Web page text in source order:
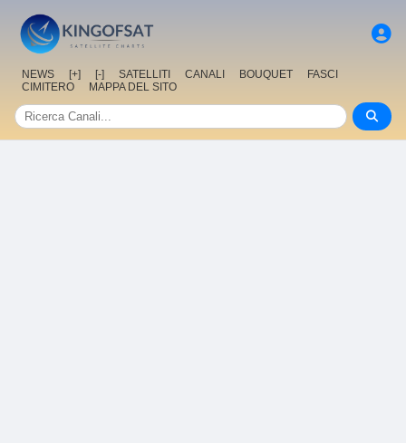
NEWS [+] [-] SATELLITI CANALI BOUQUET
FASCI
CIMITERO
MAPPA DEL SITO